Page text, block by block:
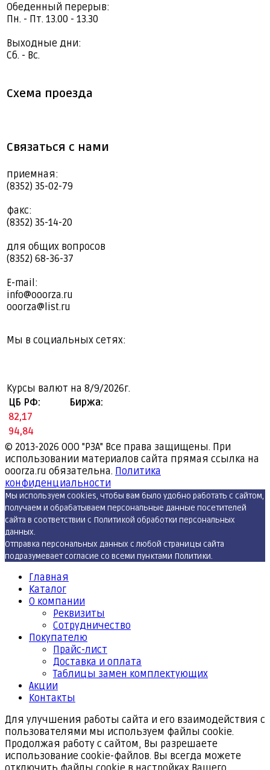
Обеденный перерыв:
Пн. - Пт. 13.00 - 13.30
Выходные дни:
Сб. - Вс.
Схема проезда
Связаться с нами
приемная:
(8352) 35-02-79
факс:
(8352) 35-14-20
для общих вопросов
(8352) 68-36-37
E-mail:
info@ooorza.ru
ooorza@list.ru
Мы в социальных сетях:
Курсы валют на 8/9/2026г.
ЦБ РФ:
Биржа:
82,17
94,84
© 2013-2026 ООО "РЗА" Все права защищены. При
использовании материалов сайта прямая ссылка на
ooorza.ru обязательна. Политика
конфиденциальности
Мы используем cookies, чтобы вам было удобно работать с сайтом,
получаем и обрабатываем персональные данные посетителей
сайта в соответствии с Политикой обработки персональных
данных.
Отправка персональных данных с любой страницы сайта
подразумевает согласие со всеми пунктами Политики.
Главная
Каталог
О компании
Реквизиты
Cотрудничество
Покупателю
Прайс-лист
Доставка и оплата
Таблицы замен комплектующих
Акции
Контакты
Для улучшения работы сайта и его взаимодействия с
пользователями мы используем файлы cookie.
Продолжая работу с сайтом, Вы разрешаете
использование cookie-файлов. Вы всегда можете